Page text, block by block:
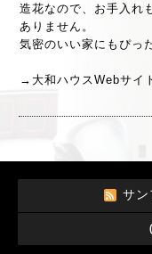
造花なので、お手入れ
ありません。
気密のいい家にもぴっ
→ 大和ハウスWebサイ
サ